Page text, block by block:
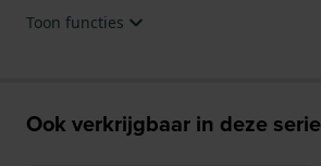
Toon functies
Ook verkrijgbaar in deze serie